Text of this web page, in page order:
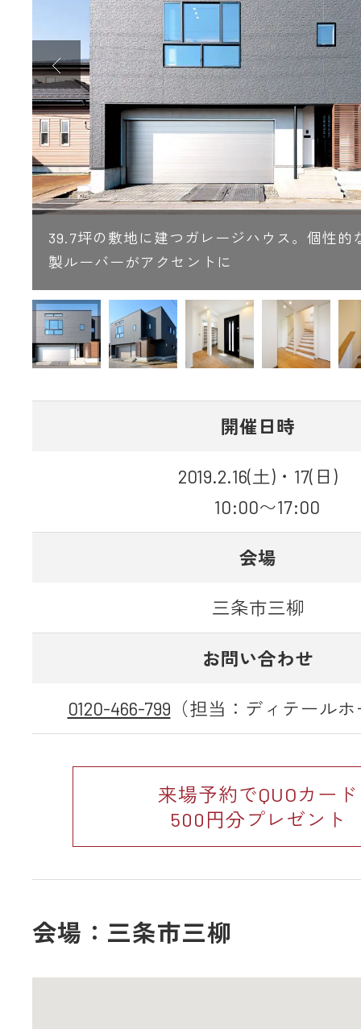
39.7坪の敷地に建つガレージハウス。個性的
製ルーバーがアクセントに
開催日時
2019.2.16(土)・17(日)
10:00〜17:00
会場
三条市三柳
お問い合わせ
0120-466-799 （担当：ディテール
来場予約でQUOカード
500円分プレゼント
会場：三条市三柳